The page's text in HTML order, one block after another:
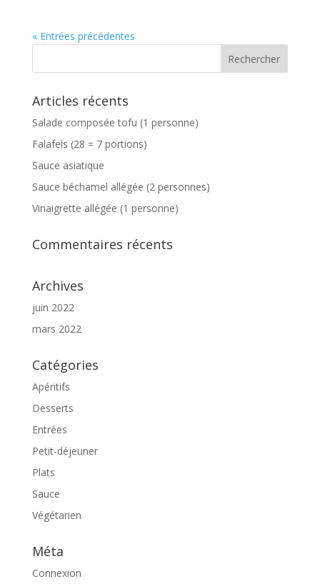
« Entrées précédentes
Articles récents
Salade composée tofu (1 personne)
Falafels (28 = 7 portions)
Sauce asiatique
Sauce béchamel allégée (2 personnes)
Vinaigrette allégée (1 personne)
Commentaires récents
Archives
juin 2022
mars 2022
Catégories
Apéritifs
Desserts
Entrées
Petit-déjeuner
Plats
Sauce
Végétarien
Méta
Connexion